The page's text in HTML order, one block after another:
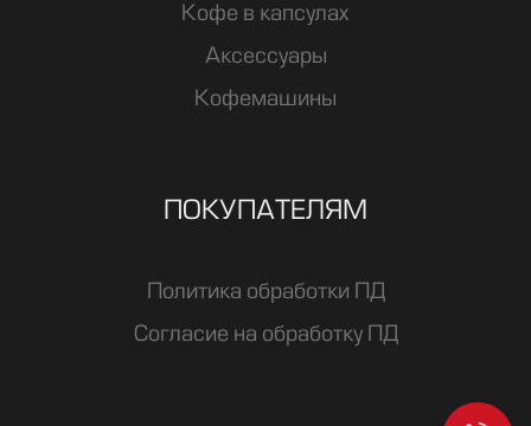
Кофе в капсулах
Аксессуары
Кофемашины
ПОКУПАТЕЛЯМ
Политика обработки ПД
Согласие на обработку ПД